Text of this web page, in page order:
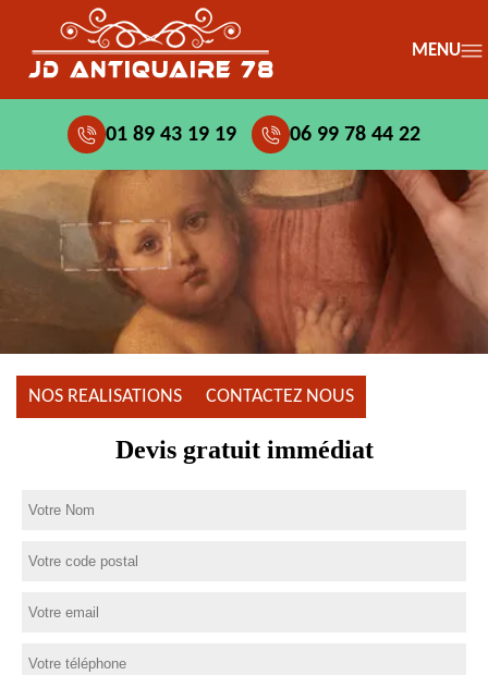
MENU
01 89 43 19 19 06 99 78 44 22
NOS REALISATIONS CONTACTEZ NOUS
Devis gratuit immédiat